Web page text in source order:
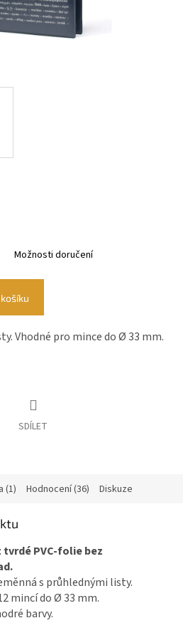
Možnosti doručení
Vhodné pro mince do Ø 33 mm.
SDÍLET
(1) Hodnocení (36) Diskuze
tvrdé PVC-folie bez
s průhlednými listy.
mincí do Ø 33 mm.
barvy.